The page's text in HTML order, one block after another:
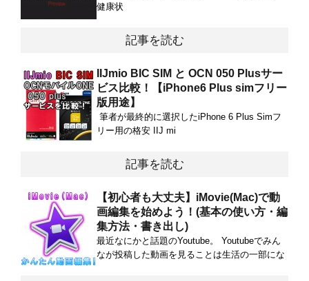
健康状
記事を読む
IIJmio BIC SIM と OCN 050 Plusサー
ビス比較！【iPhone6 Plus simフリー
版用途】
筆者が最終的に選択したiPhone 6 Plus Simフ
リー用の格安 IIJ mi
記事を読む
【初心者も大丈夫】iMovie(Mac)で動
画編集を始めよう！(基本の使い方・編
集方法・書き出し)
最近なにかと話題のYoutube。 Youtubeでみん
なが投稿した動画を見ることは生活の一部にな